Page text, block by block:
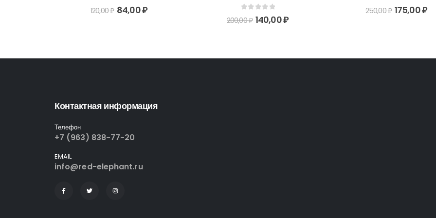
out of 5
120,00₽ 84,00₽ out of 5
200,00₽ 140,00₽
out of 5
250,00₽ 175,00₽
Контактная информация
Телефон
+7 (963) 838-77-20
EMAIL
info@red-elephant.ru